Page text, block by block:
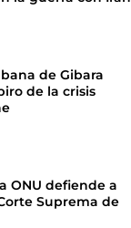
de Gibara
de la crisis
ONU defiende a
Suprema de